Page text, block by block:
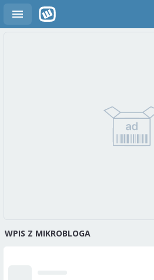
WPIS Z MIKROBLOGA